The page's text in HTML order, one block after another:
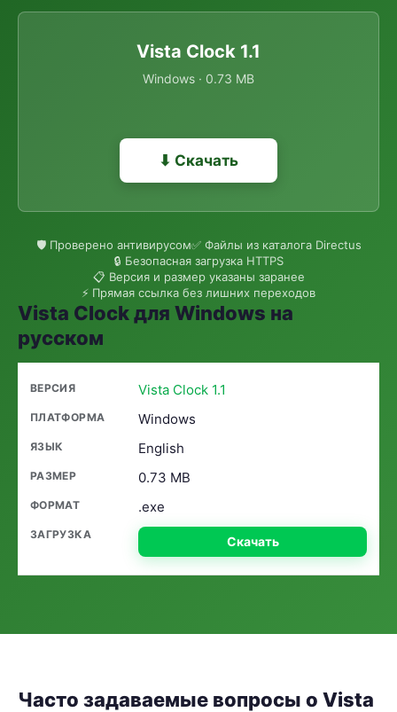
Vista Clock 1.1
Windows · 0.73 MB
⬇ Скачать
🛡 Проверено антивирусом✅ Файлы из каталога Directus
🔒 Безопасная загрузка HTTPS
📋 Версия и размер указаны заранее
⚡ Прямая ссылка без лишних переходов
Vista Clock для Windows на
русском
Vista Clock 1.1
Windows
English
0.73 MB
.exe
Скачать
Часто задаваемые вопросы о Vista